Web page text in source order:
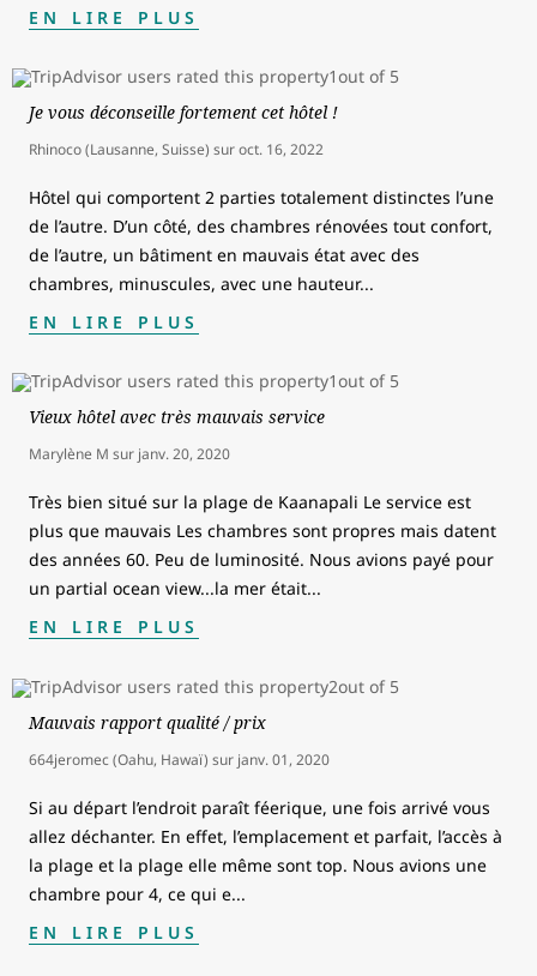
EN LIRE PLUS
Je vous déconseille fortement cet hôtel !
Rhinoco (Lausanne, Suisse) suroct. 16, 2022
Hôtel qui comportent 2 parties totalement distinctes l’une
de l’autre. D’un côté, des chambres rénovées tout confort,
de l’autre, un bâtiment en mauvais état avec des
chambres, minuscules, avec une hauteur...
EN LIRE PLUS
Vieux hôtel avec très mauvais service
Marylène M sur janv. 20, 2020
Très bien situé sur la plage de Kaanapali Le service est
plus que mauvais Les chambres sont propres mais datent
des années 60. Peu de luminosité. Nous avions payé pour
un partial ocean view...la mer était...
EN LIRE PLUS
Mauvais rapport qualité / prix
664jeromec (Oahu, Hawaï) sur janv. 01, 2020
Si au départ l’endroit paraît féerique, une fois arrivé vous
allez déchanter. En effet, l’emplacement et parfait, l’accès à
la plage et la plage elle même sont top. Nous avions une
chambre pour 4, ce qui e...
EN LIRE PLUS